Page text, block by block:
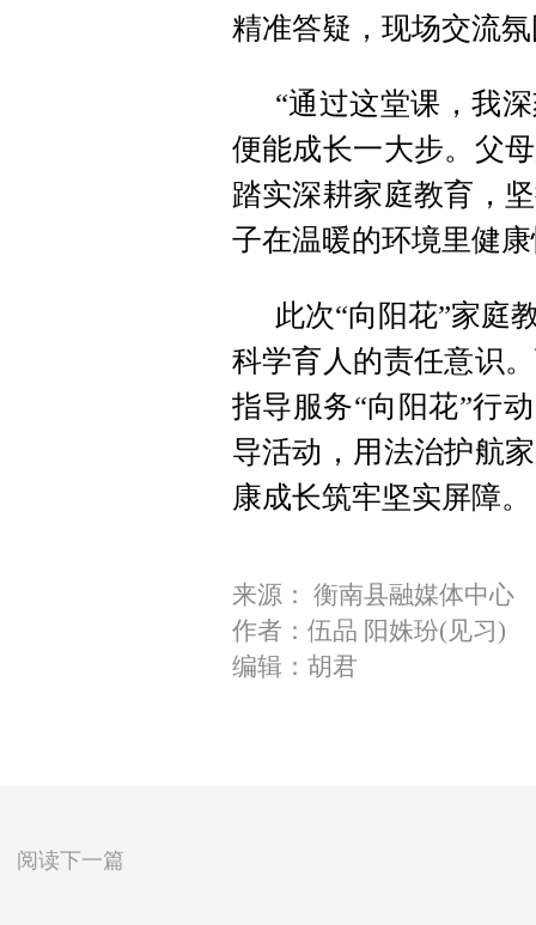
精准答疑，现场交流
“通过这堂课，我
便能成长一大步。父
踏实深耕家庭教育，
子在温暖的环境里健
此次“向阳花”家庭
科学育人的责任意识
指导服务“向阳花”行
导活动，用法治护航
康成长筑牢坚实屏障。
来源： 衡南县融媒体中心
作者：伍品 阳姝玢(见习)
编辑：胡君
阅读下一篇